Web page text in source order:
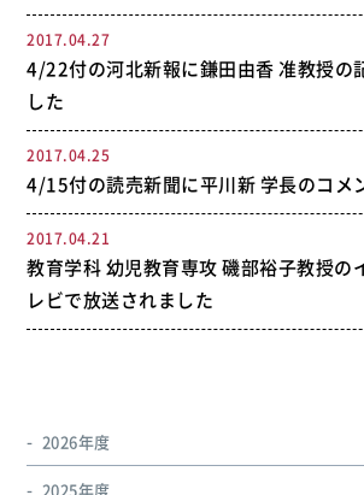
2017.04.27
4/22付の河北新報に鎌田由香 准教授の
した
2017.04.25
4/15付の読売新聞に平川新 学長のコメ
2017.04.21
教育学科 幼児教育専攻 磯部裕子教授の
レビで放送されました
2026年度
2025年度